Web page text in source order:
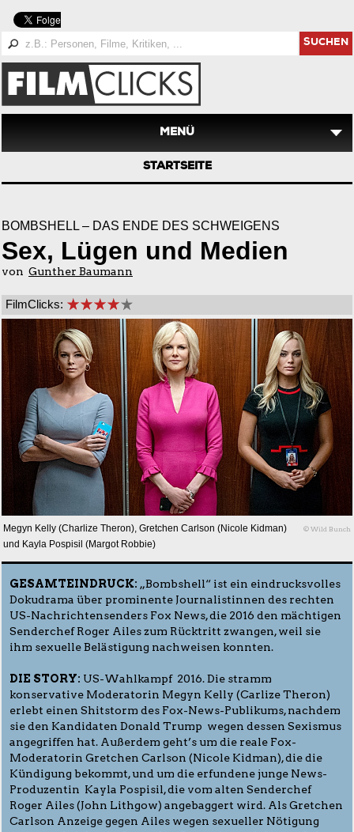
SUCHEN
MENÜ
STARTSEITE
BOMBSHELL – DAS ENDE DES SCHWEIGENS
Sex, Lügen und Medien
von Gunther Baumann
FilmClicks:
Megyn Kelly (Charlize Theron), Gretchen Carlson (Nicole Kidman)
und Kayla Pospisil (Margot Robbie)
© Wild Bunch
GESAMTEINDRUCK: „Bombshell“ ist ein eindrucksvolles
Dokudrama über prominente Journalistinnen des rechten
US-Nachrichtensenders Fox News, die 2016 den mächtigen
Senderchef Roger Ailes zum Rücktritt zwangen, weil sie
ihm sexuelle Belästigung nachweisen konnten.
DIE STORY: US-Wahlkampf 2016. Die stramm
konservative Moderatorin Megyn Kelly (Carlize Theron)
erlebt einen Shitstorm des Fox-News-Publikums, nachdem
sie den Kandidaten Donald Trump wegen dessen Sexismus
angegriffen hat. Außerdem geht’s um die reale Fox-
Moderatorin Gretchen Carlson (Nicole Kidman), die die
Kündigung bekommt, und um die erfundene junge News-
Produzentin Kayla Pospisil, die vom alten Senderchef
Roger Ailes (John Lithgow) angebaggert wird. Als Gretchen
Carlson Anzeige gegen Ailes wegen sexueller Nötigung